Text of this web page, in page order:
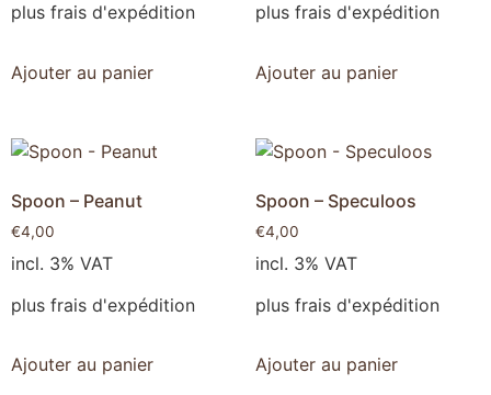
plus frais d'expédition
Ajouter au panier
plus frais d'expédition
Ajouter au panier
Spoon – Peanut
€4,00
incl. 3% VAT
plus frais d'expédition
Ajouter au panier
Spoon – Speculoos
€4,00
incl. 3% VAT
plus frais d'expédition
Ajouter au panier